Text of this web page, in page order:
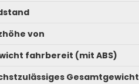
von
fahrbereit (mit ABS)
Gesamtgewicht